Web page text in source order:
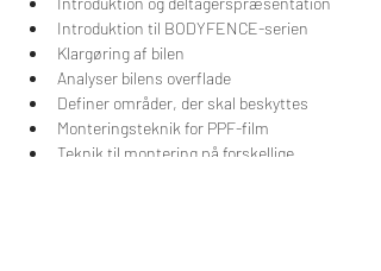
Introduktion til BODYFENCE-serien
Klargøring af bilen
Analyser bilens overflade
Definer områder, der skal beskyttes
Monteringsteknik for PPF-film
Teknik til montering på forskellige